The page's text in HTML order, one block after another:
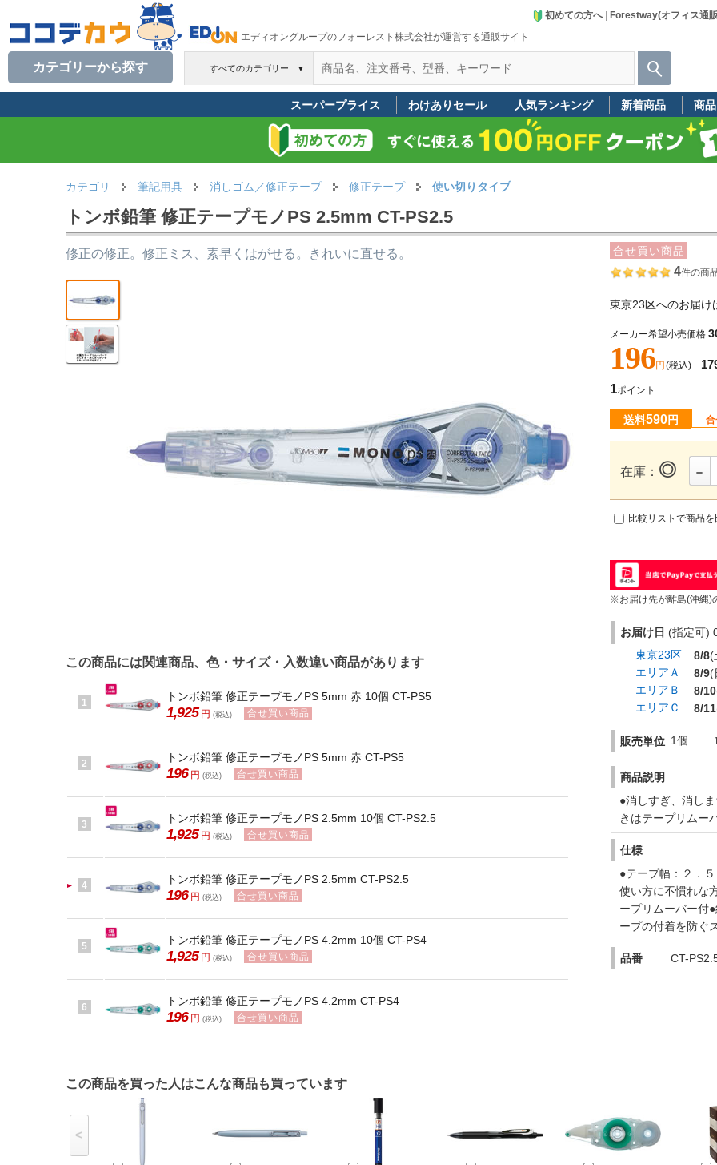
エディオングループのフォーレスト株式会社が運営する通販サイト
初めての方へ| Forestway(オフィス通
すべてのカテゴリー ▼
カテゴリーから探す
スーパープライス わけありセール 人気ランキング 新着商品 商
カテゴリ 筆記用具 消しゴム／修正テープ 修正テープ 使い切りタイプ
トンボ鉛筆 修正テープモノPS 2.5mm CT-PS2.5
合せ買い商品
4件の商
東京23区へのお届け
メーカー希望小売価格
196円 (税込)
1ポイント
送料590円
在庫： ◎ -
比較リストで商品
※お届け先が離島(沖縄)
お届け日 (指定可)
東京23区
8/8(
エリアＡ
8/9(
エリアＢ
8/10
エリアＣ
8/11
販売単位 1個
商品説明
●消しすぎ、消し
きはテープリムー
仕様
●テープ幅：２．
使い方に不慣れな
ープリムーバー付
ープの付着を防ぐ
品番 CT-
修正の修正。修正ミス、素早くはがせる。きれいに直せる。
この商品には関連商品、色・サイズ・入数違い商品があります
1 トンボ鉛筆 修正テープモノPS 5mm 赤 10個 CT-PS5
1,925 円 (税込) 合せ買い商品
2 トンボ鉛筆 修正テープモノPS 5mm 赤 CT-PS5
196 円 (税込) 合せ買い商品
3 トンボ鉛筆 修正テープモノPS 2.5mm 10個 CT-PS2.5
1,925 円 (税込) 合せ買い商品
4 トンボ鉛筆 修正テープモノPS 2.5mm CT-PS2.5
196 円 (税込) 合せ買い商品
5 トンボ鉛筆 修正テープモノPS 4.2mm 10個 CT-PS4
1,925 円 (税込) 合せ買い商品
6 トンボ鉛筆 修正テープモノPS 4.2mm CT-PS4
196 円 (税込) 合せ買い商品
この商品を買った人はこんな商品も買っています
<